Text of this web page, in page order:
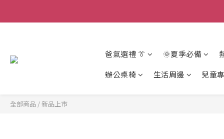
爸氣選禮 👔 🌞夏季必備
辦公桌椅
生活周邊 兒童
全部商品 /新品上市